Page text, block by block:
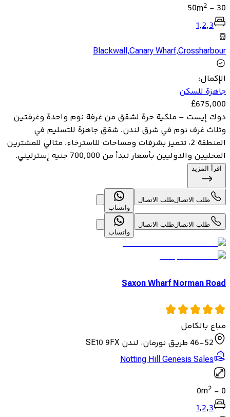
30
-
50m2
1,2,3
Blackwall,Canary Wharf,Crossharbour
الإكمال:
جاهزة للسكن
£675,000
دوك إيست – ملكية حرة لشقق من غرفة نوم واحدة وغرفتين
وثلاث غرف نوم في شرق لندن. شقق جاهزة للتسليم في
المنطقة 2، تتميز بشرفات ومساحات للاسترخاء. مثالي للمشترين
المحليين والدوليين بأسعار تبدأ من 700,000 جنيه إسترليني.
اقرأ المزيد
طلب الاتصالطلب الاتصال
واتساب
طلب الاتصالطلب الاتصال
واتساب
Saxon Wharf Norman Road
مباع بالكامل
46-52 طريق نورمان، لندن SE10 9FX
Notting Hill Genesis Sales
0
-
0m2
1,2,3